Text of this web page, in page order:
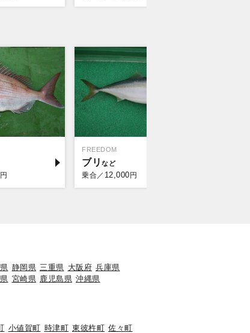
円
FREEDOM
ブリ
乗合／ 12,000 円
静岡県 三重県 大阪府 兵庫県
宮崎県 鹿児島県 沖縄県
小値賀町 時津町 東彼杵町 佐々町